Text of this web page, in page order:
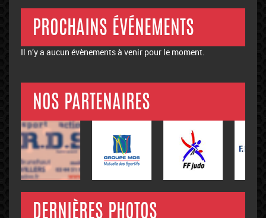
PROCHAINS ÉVÉNEMENTS
Il n’y a aucun évènements à venir pour le moment.
NOS PARTENAIRES
DERNIÈRES PHOTOS